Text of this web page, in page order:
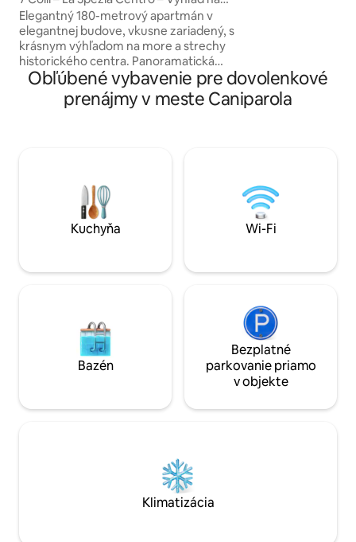
more – 5Terre
Elegantný 180-metrový apartmán v
elegantnej budove, vkusne zariadený, s
krásnym výhľadom na more a strechy
historického centra. Panoramatická
terasa a svetlé izby. • 3 spálne s
manželskou posteľou • 2 veľké kúpeľne,
• Obývacia izba s jedálenským stolom a
Súkromné parkovacie miesto. Cinque
Terre je vzdialené 5 minút cesty vlakom.
Ideálne pre rodiny a skupiny, ktoré
hľadajú pohodlie
Obľúbené vybavenie pre dovolenkové
prenájmy v meste Caniparola
Kuchyňa Wi-Fi
Bazén
Bezplatné
parkovanie priamo
v objekte
Klimatizácia